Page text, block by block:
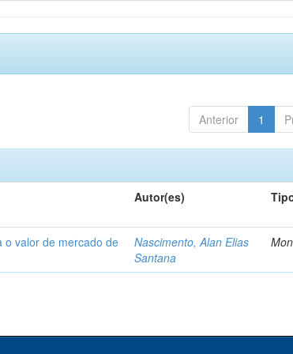
Anterior 1
Autor(es)
o valor de mercado de
Nascimento, Alan Elias
Santana